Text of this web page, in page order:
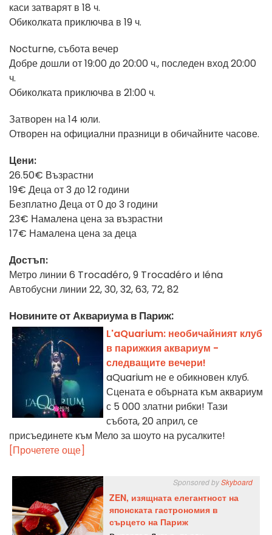
каси затварят в 18 ч.
Обиколката приключва в 19 ч.
Nocturne, събота вечер
Добре дошли от 19:00 до 20:00 ч., последен вход 20:00
ч.
Обиколката приключва в 21:00 ч.
Затворен на 14 юли.
Отворен на официални празници в обичайните часове.
Цени:
26.50€ Възрастни
19€ Деца от 3 до 12 години
Безплатно Деца от 0 до 3 години
23€ Намалена цена за възрастни
17€ Намалена цена за деца
Достъп:
Метро линии 6 Trocadéro, 9 Trocadéro и Iéna
Автобусни линии 22, 30, 32, 63, 72, 82
Новините от Аквариума в Париж:
L'aQuarium: необичайният клуб
в парижкия аквариум -
следващите вечери!
aQuarium не е обикновен клуб.
Сцената е обърната към аквариум
с 5 000 златни рибки! Тази
събота, 20 април, се
присъединете към Мело за шоуто на русалките!
[Прочетете още]